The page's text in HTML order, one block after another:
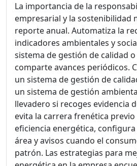
La importancia de la
empresarial y la sostenibilidad
reporte anual. Automatiza la
indicadores ambientales y
sistema de gestión de calidad
comparte avances periódicos.
un sistema de gestión de
un sistema de gestión
llevadero si recoges evidencia
evita la carrera frenética
eficiencia energética,
área y avisos cuando el
patrón. Las estrategias para